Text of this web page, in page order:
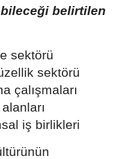
belirtilen
sektörü
sektörü
çalışmaları
iş birlikleri